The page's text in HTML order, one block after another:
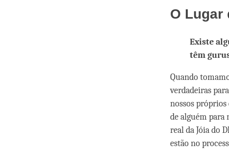
O Lugar
Existe
têm
Quando
verdadeiras
nossos próprios
de alguém para
real da Jóia do
estão no